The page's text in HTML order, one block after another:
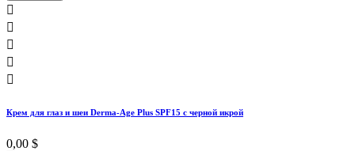





Крем для глаз и шеи Derma-Age Plus SPF15 с черной икрой
0,00 $